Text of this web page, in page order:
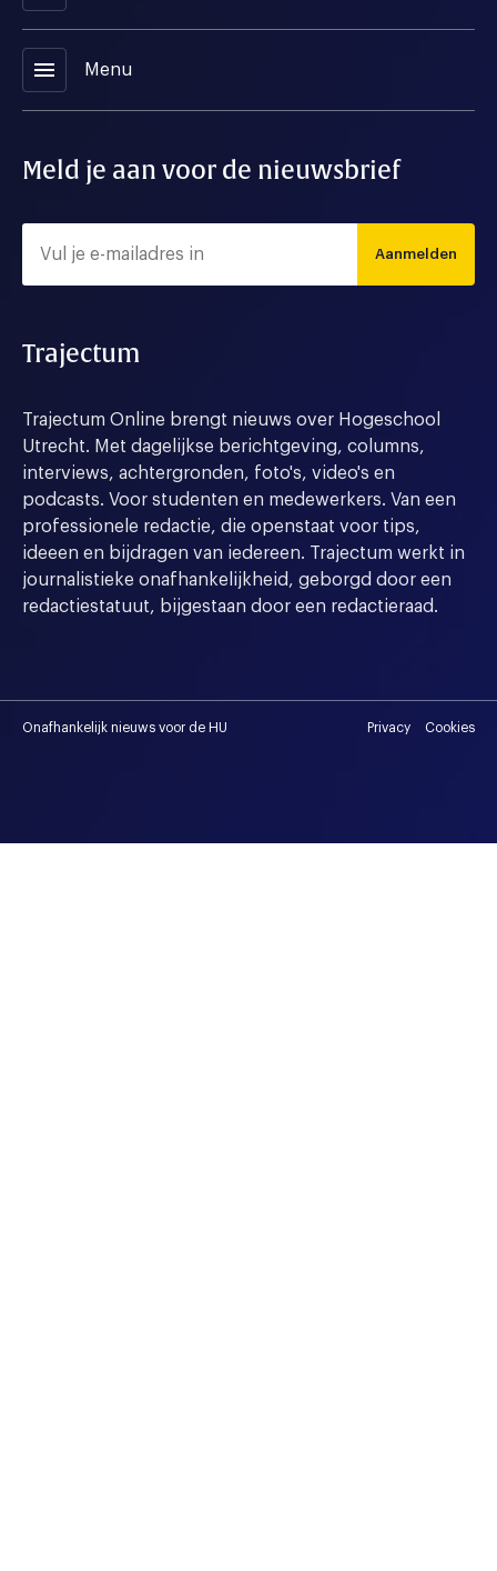
menu Menu
Meld je aan voor de nieuwsbrief
Aanmelden
Trajectum
Trajectum Online brengt nieuws over Hogeschool
Utrecht. Met dagelijkse berichtgeving, columns,
interviews, achtergronden, foto's, video's en
podcasts. Voor studenten en medewerkers. Van een
professionele redactie, die openstaat voor tips,
ideeen en bijdragen van iedereen. Trajectum werkt in
journalistieke onafhankelijkheid, geborgd door een
redactiestatuut, bijgestaan door een redactieraad.
Onafhankelijk nieuws voor de HU Privacy Cookies